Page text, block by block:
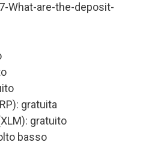
What-are-the-deposit-
gratuita
gratuito
basso